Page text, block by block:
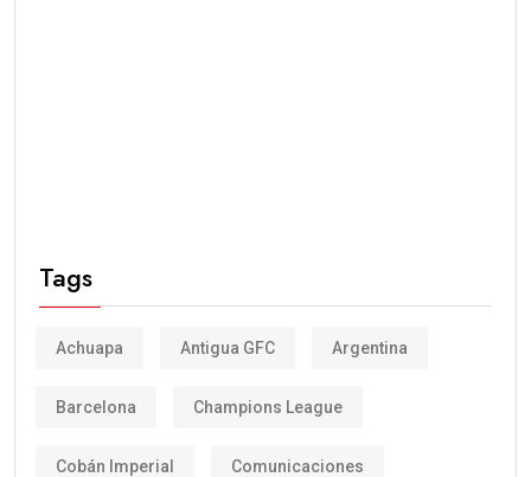
Tags
Achuapa Antigua GFC Argentina
Barcelona Champions League
Cobán Imperial Comunicaciones